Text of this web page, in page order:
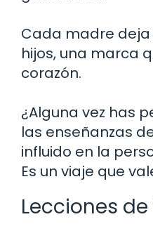
Cada madre deja
hijos, una marca
corazón.
¿Alguna vez has
las enseñanzas
influido en la
Es un viaje que
Lecciones